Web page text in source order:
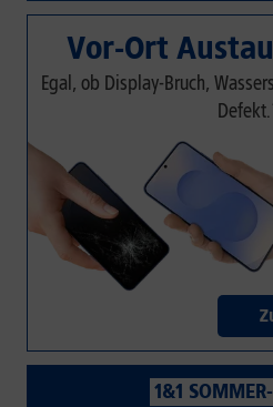
Vor-Ort
Egal, ob Display-Bruch,
1&1